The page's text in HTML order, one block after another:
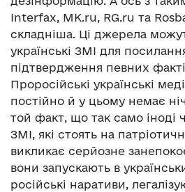
Interfax, MK.ru, RG.ru та
складніша. Ці джерела
українські ЗМІ для
підтвердження певних
Проросійські українські
постійно й у цьому немає
той факт, що так само іноді
ЗМІ, які стоять на
викликає серйозне
вони запускають в
російські наративи,